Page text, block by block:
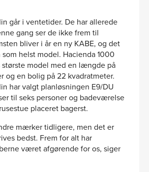
går i ventetider. De har allerede
gang ser de ikke frem til
bliver i år en ny KABE, og det
helst model. Hacienda 1000
største model med en længde på
og en bolig på 22 kvadratmeter.
har valgt planløsningen E9/DU
til seks personer og badeværelse
placeret bagerst.
mærker tidligere, men det er
bedst. Frem for alt har
været afgørende for os, siger